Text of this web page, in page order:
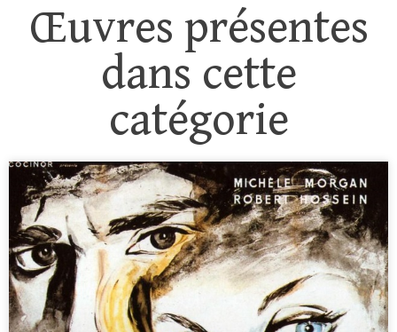
Œuvres présentes
dans cette
catégorie